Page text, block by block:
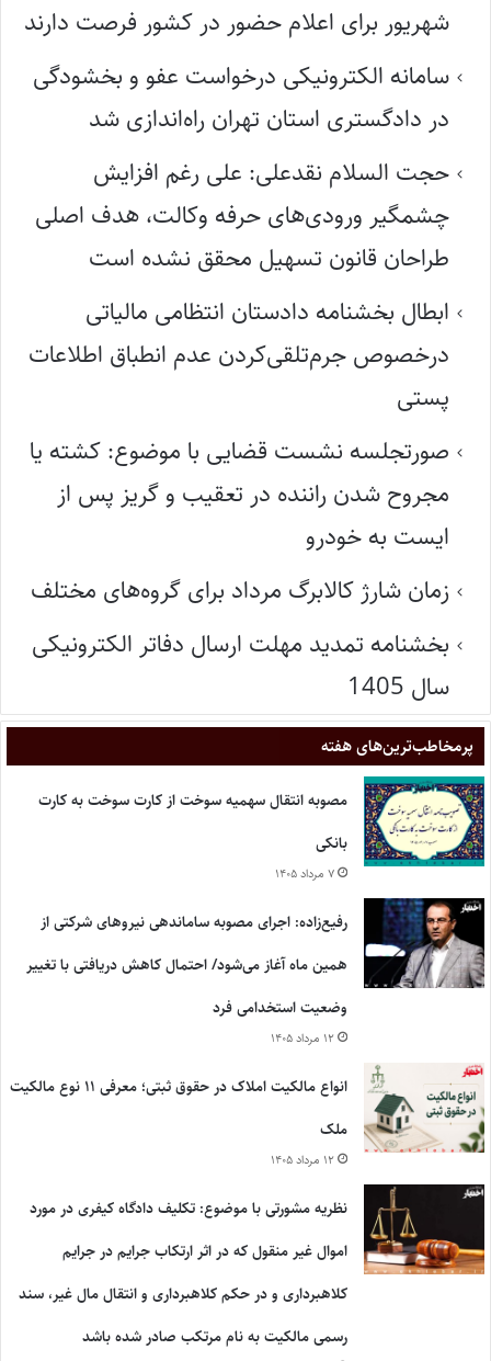
شهریور برای اعلام حضور در کشور فرصت دارند
سامانه الکترونیکی درخواست عفو و بخشودگی
در دادگستری استان تهران راه‌اندازی شد
حجت السلام نقدعلی: علی رغم افزایش
چشمگیر ورودی‌های حرفه وکالت، هدف اصلی
طراحان قانون تسهیل محقق نشده است
ابطال بخشنامه دادستان انتظامی مالیاتی
درخصوص جرم‌تلقی‌کردن عدم انطباق اطلاعات
پستی
صورتجلسه نشست قضایی با موضوع: کشته یا
مجروح شدن راننده در تعقیب و گریز پس از
ایست به خودرو
زمان شارژ کالابرگ مرداد برای گروه‌های مختلف
بخشنامه تمدید مهلت ارسال دفاتر الکترونیکی
سال 1405
پر‌مخاطب‌ترین‌های هفته
مصوبه انتقال سهمیه سوخت از کارت سوخت به کارت
بانکی
۷ مرداد ۱۴۰۵
رفیع‌زاده: اجرای مصوبه ساماندهی نیروهای شرکتی از
همین ماه آغاز می‌شود/ احتمال کاهش دریافتی با تغییر
وضعیت استخدامی فرد
۱۲ مرداد ۱۴۰۵
انواع مالکیت املاک در حقوق ثبتی؛ معرفی ۱۱ نوع مالکیت
ملک
۱۲ مرداد ۱۴۰۵
نظریه مشورتی با موضوع: تکلیف دادگاه کیفری در مورد
اموال غیر منقول که در اثر ارتکاب جرایم در جرایم
کلاهبرداری و در حکم کلاهبرداری و انتقال مال غیر، سند
رسمی مالکیت به نام مرتکب صادر شده باشد